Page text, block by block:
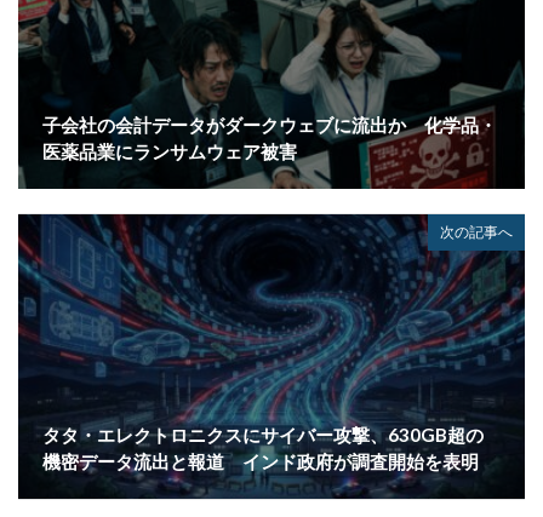
子会社の会計データがダークウェブに流出か 化学品・
医薬品業にランサムウェア被害
次の記事へ
タタ・エレクトロニクスにサイバー攻撃、630GB超の
機密データ流出と報道 インド政府が調査開始を表明